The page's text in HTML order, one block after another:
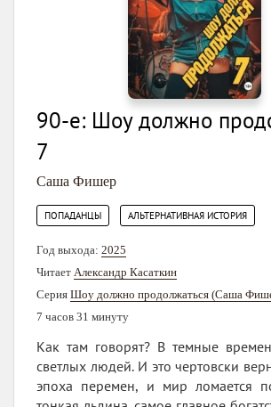
90-е: Шоу должно
7
Саша Фишер
ПОПАДАНЦЫ АЛЬТЕРНАТИВНАЯ ИСТОРИЯ
Год выхода: 2025
Читает Александр Касаткин
Серия Шоу должно продолжаться (Саша
7 часов 31 минуту
Как там говорят? В темные
светлых людей. И это чертовски
эпоха перемен, и мир ломается